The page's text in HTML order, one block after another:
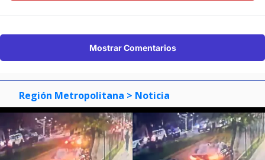
Mostrar Comentarios
Región Metropolitana > Noticia